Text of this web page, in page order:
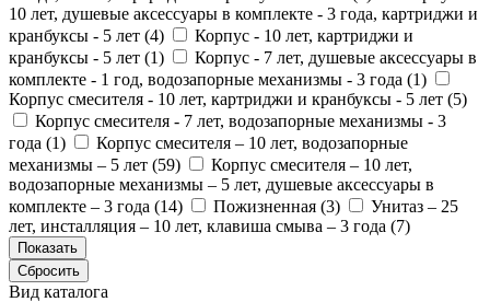
10 лет, душевые аксессуары в комплекте - 3 года, картриджи и
кранбуксы - 5 лет (4)
Корпус - 10 лет, картриджи и
кранбуксы - 5 лет (1)
Корпус - 7 лет, душевые аксессуары в
комплекте - 1 год, водозапорные механизмы - 3 года (1)
Корпус смесителя - 10 лет, картриджи и кранбуксы - 5 лет (5)
Корпус смесителя - 7 лет, водозапорные механизмы - 3
года (1)
Корпус смесителя – 10 лет, водозапорные
механизмы – 5 лет (59)
Корпус смесителя – 10 лет,
водозапорные механизмы – 5 лет, душевые аксессуары в
комплекте – 3 года (14) Пожизненная (3)
Унитаз – 25
лет, инсталляция – 10 лет, клавиша смыва – 3 года (7)
Вид каталога